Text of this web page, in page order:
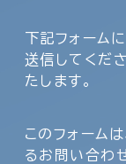
下記フォーム
送信してくだ
たします。
このフォーム
るお問い合わ